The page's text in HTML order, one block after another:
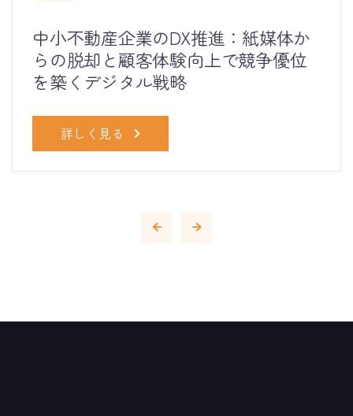
中小不動産企業のDX推進：紙媒体か
らの脱却と顧客体験向上で競争優位
を築くデジタル戦略
詳しく見る